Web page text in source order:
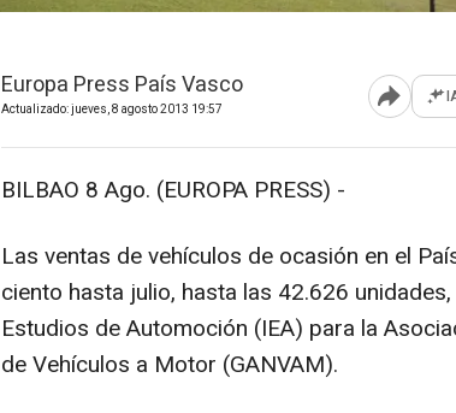
Europa Press País Vasco
Actualizado: jueves, 8 agosto 2013 19:57 Abrir
BILBAO 8 Ago. (EUROPA PRESS) -
Las ventas de vehículos de ocasión en el
ciento hasta julio, hasta las 42.626
Estudios de Automoción (IEA) para la
de Vehículos a Motor (GANVAM).